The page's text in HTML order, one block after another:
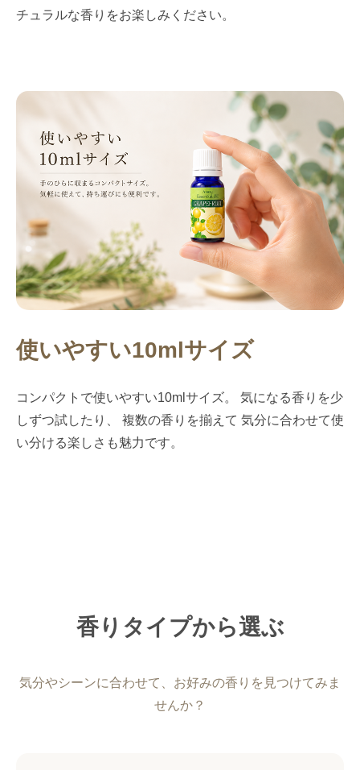
チュラルな香りをお楽しみください。
使いやすい10mlサイズ
コンパクトで使いやすい10mlサイズ。 気になる香りを少
しずつ試したり、 複数の香りを揃えて 気分に合わせて使
い分ける楽しさも魅力です。
香りタイプから選ぶ
気分やシーンに合わせて、お好みの香りを見つけてみま
せんか？